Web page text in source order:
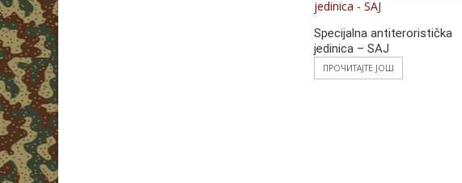
Specijalna antiteroristička
jedinica – SAJ
ПРОЧИТАЈТЕ ЈОШ